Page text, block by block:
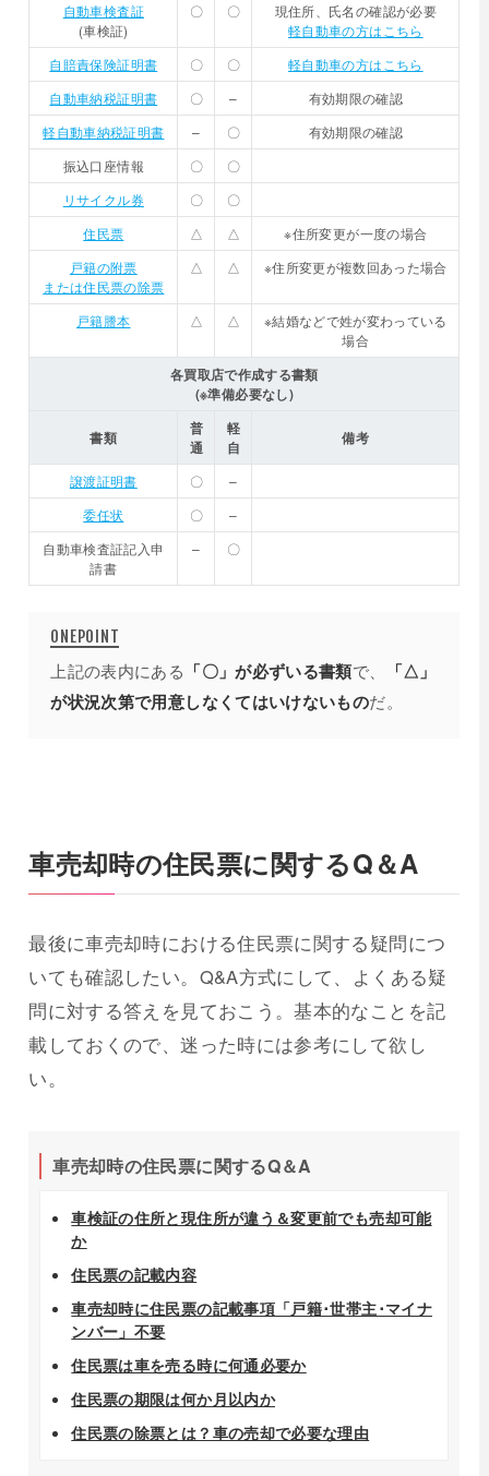
自動車検査証
(車検証)
〇 〇
現住所、氏名の確認が必要
軽自動車の方はこちら
自賠責保険証明書
〇 〇
軽自動車の方はこちら
自動車納税証明書
〇 –
有効期限の確認
軽自動車納税証明書
– 〇
有効期限の確認
振込口座情報
〇
〇
リサイクル券
〇
〇
住民票
△ △
※住所変更が一度の場合
戸籍の附票
または住民票の除票
△ △ ※住所変更が複数回あった場合
戸籍謄本 △ △
※結婚などで姓が変わっている
場合
各買取店で作成する書類
(※準備必要なし)
書類
普
通
軽
自
備考
譲渡証明書 〇
–
委任状
〇
–
自動車検査証記入申
請書
– 〇
上記の表内にある 「〇」が必ずいる書類で、
「△」
が状況次第で用意しなくてはいけないものだ。
車売却時の住民票に関するQ＆A
最後に車売却時における住民票に関する疑問につ
いても確認したい。Q&A方式にして、よくある疑
問に対する答えを見ておこう。基本的なことを記
載しておくので、迷った時には参考にして欲し
い。
車売却時の住民票に関するQ＆A
車検証の住所と現住所が違う＆変更前でも売却可能
か
住民票の記載内容
車売却時に住民票の記載事項「戸籍･世帯主･マイナ
ンバー」不要
住民票は車を売る時に何通必要か
住民票の期限は何か月以内か
住民票の除票とは？車の売却で必要な理由